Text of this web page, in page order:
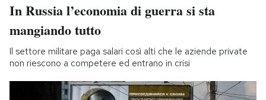
In Russia l’economia di guerra si sta
mangiando tutto
Il settore militare paga salari così alti che le aziende private
non riescono a competere ed entrano in crisi